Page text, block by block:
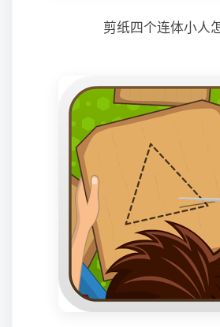
剪纸四个连体小人